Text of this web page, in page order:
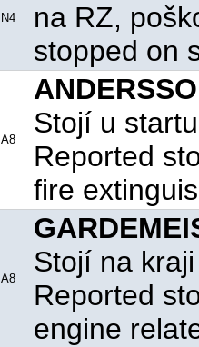
N4
na RZ,
stopped on
A8
Stojí u
Reported
fire
A8
Stojí na
Reported
engine